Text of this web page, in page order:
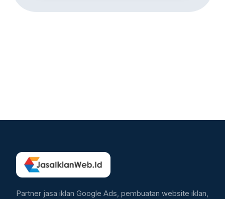
Partner jasa iklan Google Ads, pembuatan website iklan,